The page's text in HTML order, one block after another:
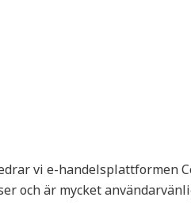
vi e-handelsplattformen
och är mycket